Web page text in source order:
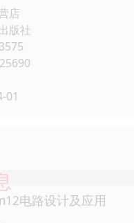
店
版社
01
电路设计及应用